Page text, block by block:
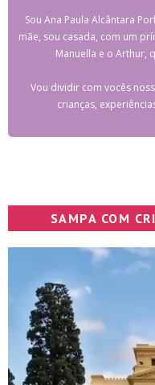
Sou Ana Paula Alcântara
mãe, sou casada, com um
Manuella e o Arthur,
Vou dividir com vocês
crianças,
SAMPA COM